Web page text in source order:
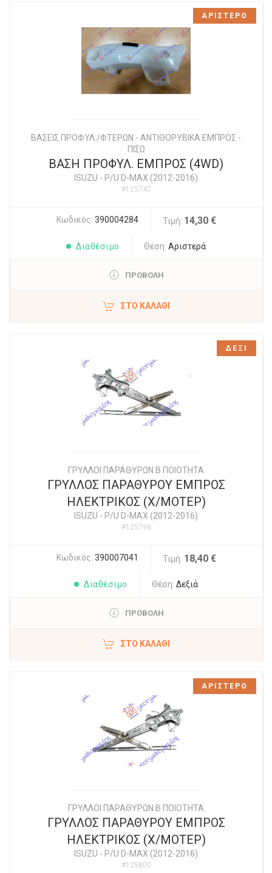
ΒΑΣΕΙΣ ΠΡΟΦΥΛ./ΦΤΕΡΩΝ - ΑΝΤΙΘΟΡΥΒΙΚΑ ΕΜΠΡΟΣ -
ΠΙΣΩ
ΒΑΣΗ ΠΡΟΦΥΛ. ΕΜΠΡΟΣ (4WD)
ISUZU - P/U D-MAX (2012-2016)
#125747
Κωδικός: 390004284 Τιμή: 14,30 €
Διαθέσιμο Θέση: Αριστερά
ΠΡΟΒΟΛΗ
ΣΤΟ ΚΑΛΆΘΙ
ΑΡΙΣΤΕΡΟ
ΓΡΥΛΛΟΙ ΠΑΡΑΘΥΡΩΝ Β ΠΟΙΟΤΗΤΑ
ΓΡΥΛΛΟΣ ΠΑΡΑΘΥΡΟΥ ΕΜΠΡΟΣ
ΗΛΕΚΤΡΙΚΟΣ (X/ΜΟΤΕΡ)
ISUZU - P/U D-MAX (2012-2016)
#125798
Κωδικός: 390007041 Τιμή: 18,40 €
Διαθέσιμο Θέση: Δεξιά
ΠΡΟΒΟΛΗ
ΣΤΟ ΚΑΛΆΘΙ
ΔΕΞΙ
ΓΡΥΛΛΟΙ ΠΑΡΑΘΥΡΩΝ Β ΠΟΙΟΤΗΤΑ
ΓΡΥΛΛΟΣ ΠΑΡΑΘΥΡΟΥ ΕΜΠΡΟΣ
ΗΛΕΚΤΡΙΚΟΣ (X/ΜΟΤΕΡ)
ISUZU - P/U D-MAX (2012-2016)
#125800
ΑΡΙΣΤΕΡΟ